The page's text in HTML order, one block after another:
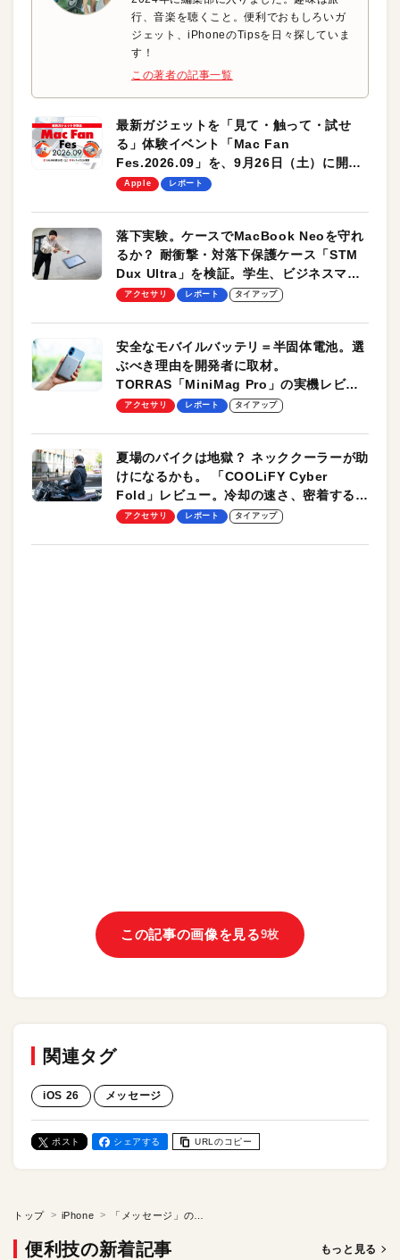
行、音楽を聴くこと。便利でおもしろいガ
ジェット、iPhoneのTipsを日々探していま
す！
この著者の記事一覧
最新ガジェットを「見て・触って・試せ
る」体験イベント「Mac Fan
Fes.2026.09」を、9月26日（土）に開催
します！
Apple レポート
落下実験。ケースでMacBook Neoを守れ
るか？ 耐衝撃・対落下保護ケース「STM
Dux Ultra」を検証。学生、ビジネスマン
のモバイルユースに最適！
アクセサリ レポート タイアップ
安全なモバイルバッテリ＝半固体電池。選
ぶべき理由を開発者に取材。
TORRAS「MiniMag Pro」の実機レビュ
ーも
アクセサリ レポート タイアップ
夏場のバイクは地獄？ ネッククーラーが助
けになるかも。 「COOLiFY Cyber
Fold」レビュー。冷却の速さ、密着する冷
却プレート、シンプルな操作性がグッド！
アクセサリ レポート タイアップ
この記事の画像を見る9枚
関連タグ
iOS 26 メッセージ
ポスト シェアする URLのコピー
トップ iPhone
便利技の新着記事 もっと見る